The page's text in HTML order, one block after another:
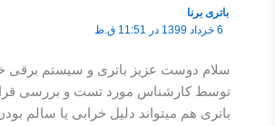
باتری برنا
6 خرداد 1399 در 11:51 ق.ظ
سلام دوست عزیز باتری و سیستم برقی
توسط کارشناس مورد تست و بررسی
باتری هم میتواند دلیل خرابی یا سالم